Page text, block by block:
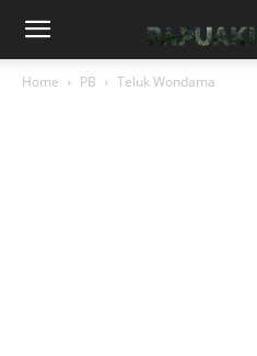
Home PB Teluk Wondama